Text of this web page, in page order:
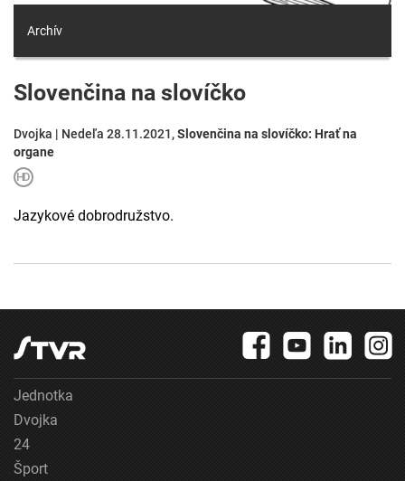
Archív
Slovenčina na slovíčko
Dvojka | Nedeľa 28.11.2021,Slovenčina na slovíčko: Hrať na
organe
Jazykové dobrodružstvo.
Jednotka
Dvojka
24
Šport